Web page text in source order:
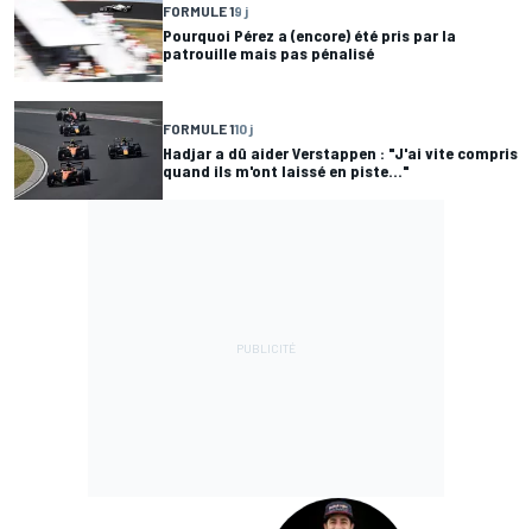
FORMULE 19 j
Pourquoi Pérez a (encore) été pris par la
patrouille mais pas pénalisé
FORMULE 110 j
Hadjar a dû aider Verstappen : "J'ai vite compris
quand ils m'ont laissé en piste..."